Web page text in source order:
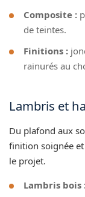
Composite :
de teintes.
Finitions :
rainurés au
Lambris et
Du plafond aux
finition soignée et
le projet.
Lambris bois